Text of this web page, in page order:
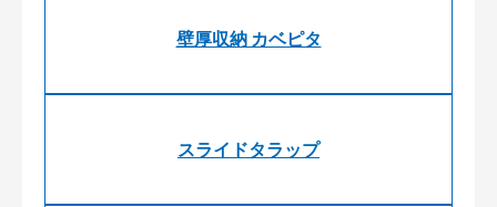
壁厚収納 カベピタ
スライドタラップ